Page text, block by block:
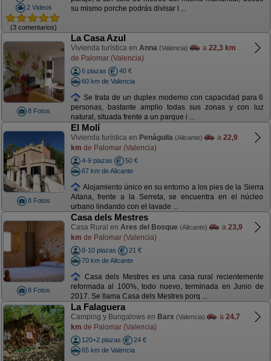
2 Videos
(3 comentarios)
su mismo porche podrás divisar l ...
8 Fotos
La Casa Azul
Vivienda turística en Anna (Valencia) a 22,3 km
de Palomar (Valencia)
6 plazas
40 €
60 km de Valencia
Se trata de un duplex moderno con capacidad para 6
personas, bastante amplio todas sus zonas y con luz
natural, situada frente a un parque i ...
8 Fotos
El Molí
Vivienda turística en Penáguila (Alicante) a 22,9
km de Palomar (Valencia)
4-9 plazas
50 €
67 km de Alicante
Alojamiento único en su entorno a los pies de la Sierra
Aitana, frente a la Serreta, se encuentra en el núcleo
urbano lindando con el lavade ...
8 Fotos
Casa dels Mestres
Casa Rural en Ares del Bosque (Alicante) a 23,9
km de Palomar (Valencia)
8-10 plazas
21 €
70 km de Alicante
Casa dels Mestres es una casa rural recientemente
reformada al 100%, todo nuevo, terminada en Junio de
2017. Se llama Casa dels Mestres porq ...
La Falaguera
Camping y Bungalows en Barx (Valencia) a 24,7
km de Palomar (Valencia)
120+2 plazas
24 €
65 km de Valencia